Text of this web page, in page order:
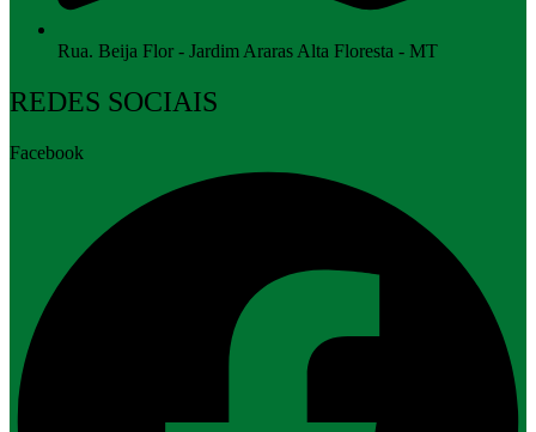
Rua. Beija Flor - Jardim Araras Alta Floresta - MT
REDES SOCIAIS
Facebook